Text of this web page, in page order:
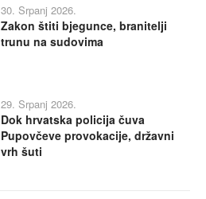
30. Srpanj 2026.
Zakon štiti bjegunce, branitelji
trunu na sudovima
29. Srpanj 2026.
Dok hrvatska policija čuva
Pupovčeve provokacije, državni
vrh šuti